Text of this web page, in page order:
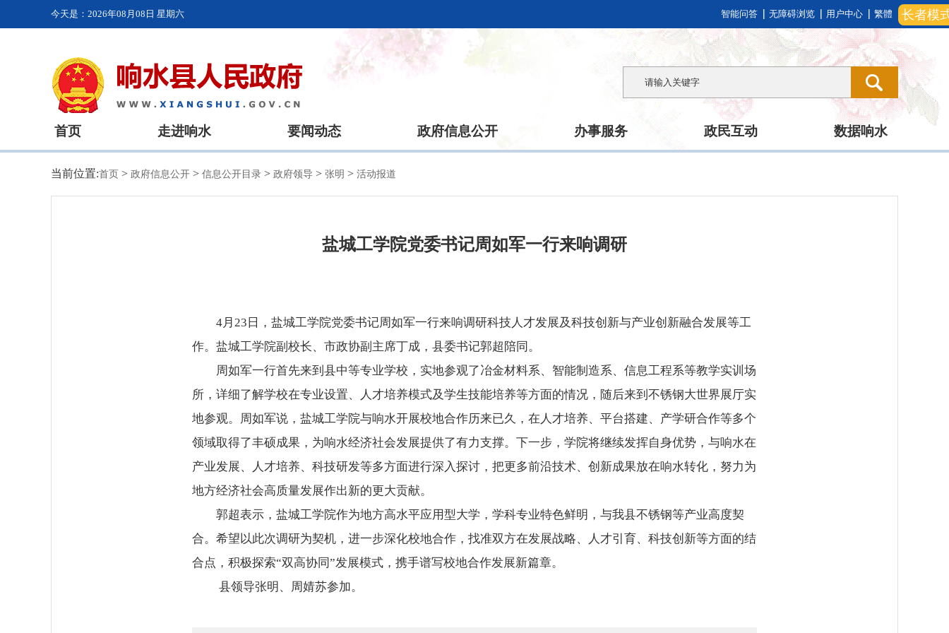
长者模
今天是： 2026年08月08日 星期六 智能问答 无障碍浏览 用户中心 繁體
首页 走进响水 要闻动态 政府信息公开 办事服务 政民互动 数据响水
当前位置:首页 > 政府信息公开 > 信息公开目录 > 政府领导 > 张明 > 活动报道
盐城工学院党委书记周如军一行来响调研
4月23日，盐城工学院党委书记周如军一行来响调研科技人才发展及科技创新与产业创新融合发展等工
作。盐城工学院副校长、市政协副主席丁成，县委书记郭超陪同。
周如军一行首先来到县中等专业学校，实地参观了冶金材料系、智能制造系、信息工程系等教学实训场
所，详细了解学校在专业设置、人才培养模式及学生技能培养等方面的情况，随后来到不锈钢大世界展厅实
地参观。周如军说，盐城工学院与响水开展校地合作历来已久，在人才培养、平台搭建、产学研合作等多个
领域取得了丰硕成果，为响水经济社会发展提供了有力支撑。下一步，学院将继续发挥自身优势，与响水在
产业发展、人才培养、科技研发等多方面进行深入探讨，把更多前沿技术、创新成果放在响水转化，努力为
地方经济社会高质量发展作出新的更大贡献。
郭超表示，盐城工学院作为地方高水平应用型大学，学科专业特色鲜明，与我县不锈钢等产业高度契
合。希望以此次调研为契机，进一步深化校地合作，找准双方在发展战略、人才引育、科技创新等方面的结
合点，积极探索“双高协同”发展模式，携手谱写校地合作发展新篇章。
县领导张明、周婧苏参加。